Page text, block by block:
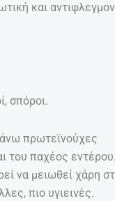
και
σπόροι.
πρωτεϊνούχες
του παχέος εντέρου.
να μειωθεί χάρη
πιο υγιεινές.